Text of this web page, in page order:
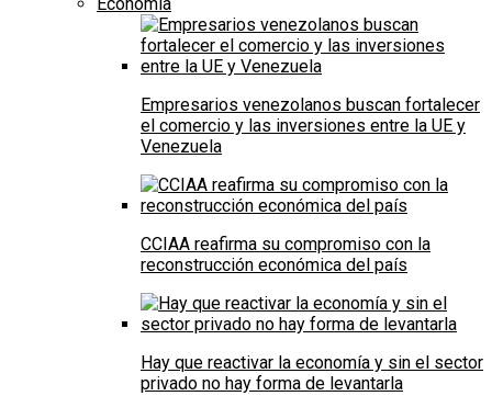
Economía
Empresarios venezolanos buscan fortalecer
el comercio y las inversiones entre la UE y
Venezuela
CCIAA reafirma su compromiso con la
reconstrucción económica del país
Hay que reactivar la economía y sin el sector
privado no hay forma de levantarla